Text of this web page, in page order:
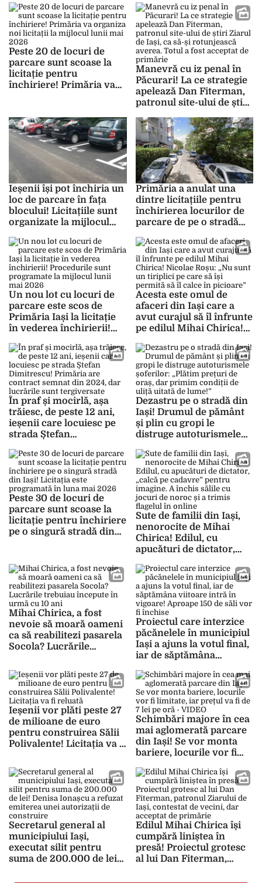
Iașului în ședința de plen,
pe tema lucrărilor de la
podul Socola
Peste 20 de locuri de
parcare sunt scoase la
licitație pentru
închiriere! Primăria va
Manevră cu iz penal în
Păcurari! La ce strategie
apelează Dan Fiterman,
patronul site-ului de știri
rotunjească averea. Totul
a fost acceptat de
primărie
Ieșenii își pot închiria un
loc de parcare în fața
blocului! Licitațiile sunt
organizate la mijlocul
participa
Primăria a anulat una
dintre licitațiile pentru
închirierea locurilor de
parcare de pe o stradă
motivele
Un nou lot cu locuri de
parcare este scos de
Primăria Iași la licitație
în vederea închirierii!
programate la mijlocul
lunii mai 2026
Acesta este omul de
afaceri din Iași care a
avut curajul să îl înfrunte
pe edilul Mihai Chirica!
un tiriplici pe care să își
permită să îl calce în
picioare”
În praf și mocirlă, așa
trăiesc, de peste 12 ani,
ieșenii care locuiesc pe
strada Ștefan
contract semnat din
2024, dar lucrările sunt
tergiversate
Dezastru pe o stradă din
Iași! Drumul de pământ
și plin cu gropi le
distruge autoturismele
de oraș, dar primim
condiții de uliță uitată de
lume!”
Peste 30 de locuri de
parcare sunt scoase la
licitație pentru închiriere
pe o singură stradă din
2026
Sute de familii din Iași,
nenorocite de Mihai
Chirica! Edilul, cu
apucături de dictator,
pentru imagine. A închis
sălile cu jocuri de noroc
și a trimis flagelul în
online
Mihai Chirica, a fost
nevoie să moară oameni
ca să reabilitezi pasarela
Socola? Lucrările
urmă cu 10 ani
Proiectul care interzice
păcănelele în municipiul
Iași a ajuns la votul final,
iar de săptămâna
Aproape 150 de săli vor fi
închise
Ieșenii vor plăti peste 27
de milioane de euro
pentru construirea Sălii
Polivalente! Licitația va fi
Schimbări majore în cea
mai aglomerată parcare
din Iași! Se vor monta
bariere, locurile vor fi
de 7 lei pe oră – VIDEO
Secretarul general al
municipiului Iași,
executat silit pentru
suma de 200.000 de lei!
emiterea unei autorizații
Edilul Mihai Chirica își
cumpără liniștea în
presă! Proiectul grotesc
al lui Dan Fiterman,
contestat de vecini, dar